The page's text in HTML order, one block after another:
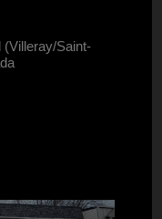
(Villeray/Saint-